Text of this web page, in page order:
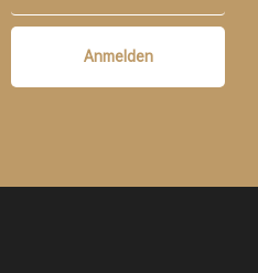
Anmelden